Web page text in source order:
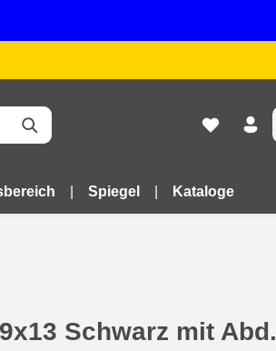
Spiegel Kataloge
Schwarz mit Abd.